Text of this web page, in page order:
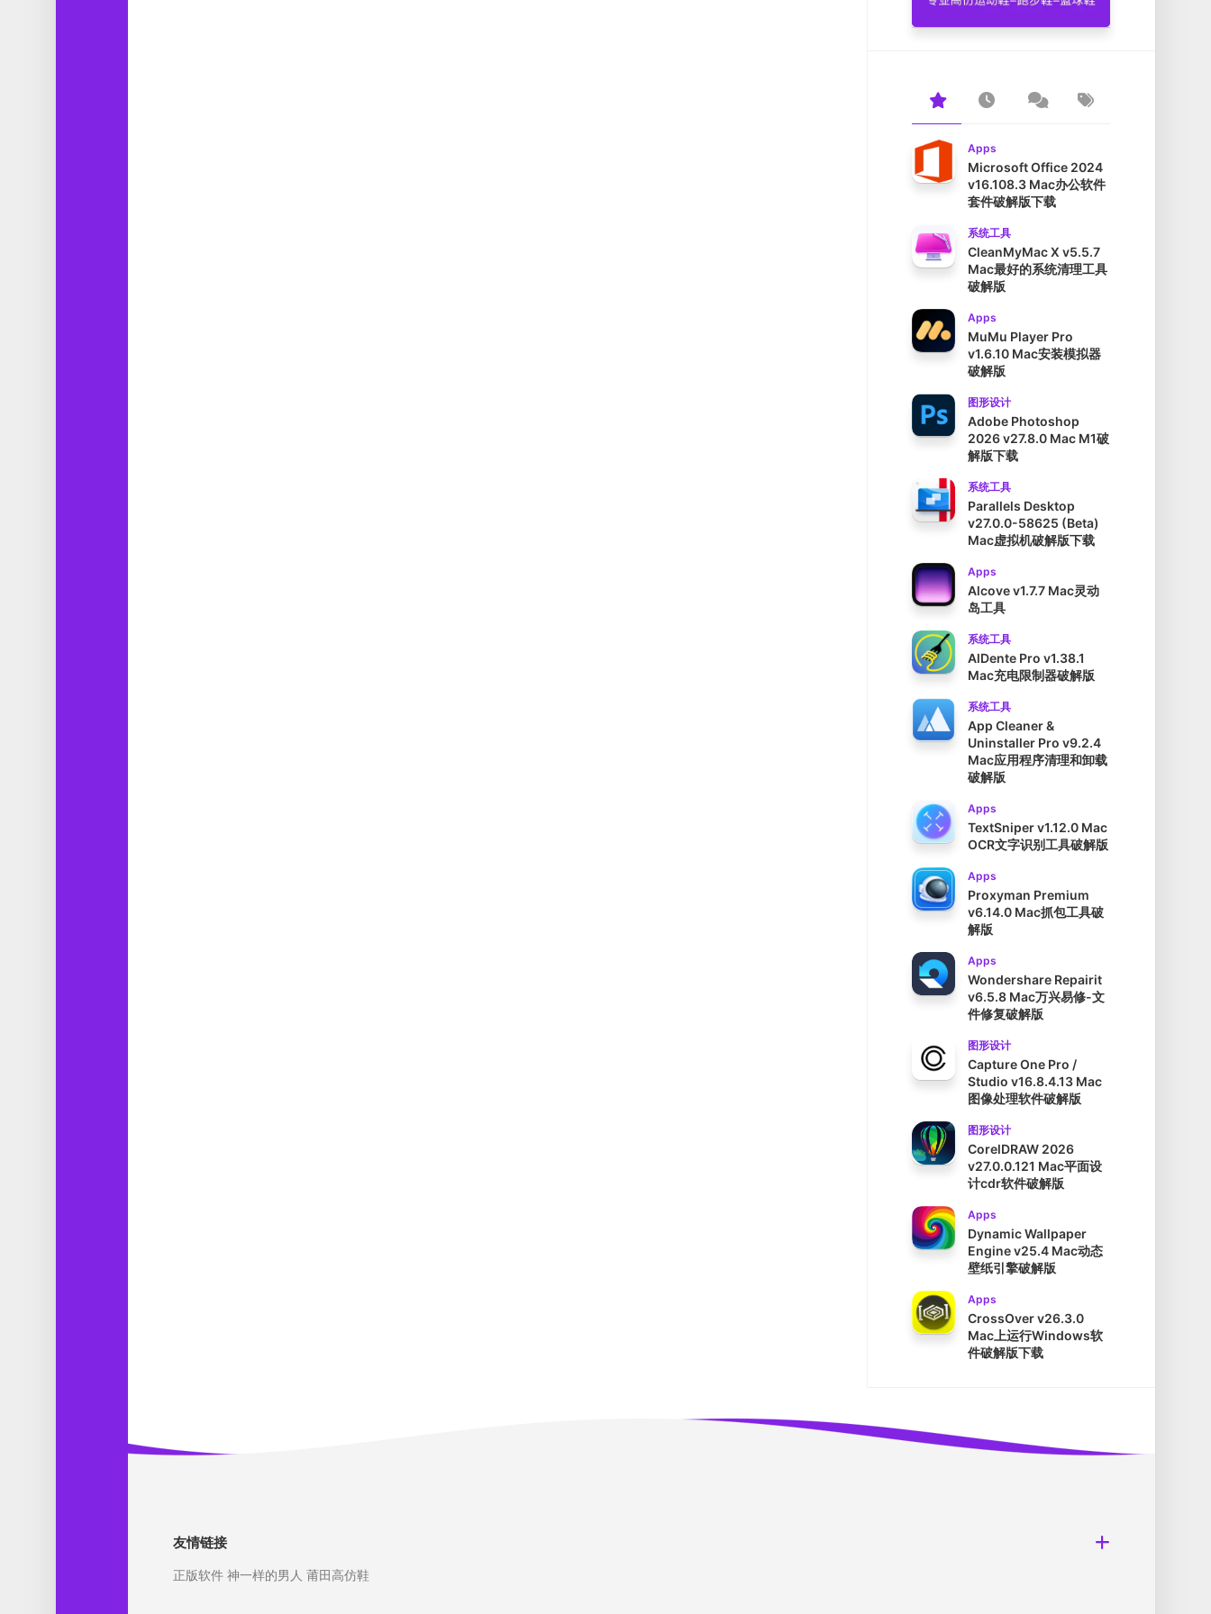
Apps
Microsoft Office 2024
v16.108.3 Mac办公软件
套件破解版下载
系统工具
CleanMyMac X v5.5.7
Mac最好的系统清理工具
破解版
Apps
MuMu Player Pro
v1.6.10 Mac安装模拟器
破解版
图形设计
Adobe Photoshop
2026 v27.8.0 Mac M1破
解版下载
系统工具
Parallels Desktop
v27.0.0-58625 (Beta)
Mac虚拟机破解版下载
Apps
Alcove v1.7.7 Mac灵动
岛工具
系统工具
AlDente Pro v1.38.1
Mac充电限制器破解版
系统工具
App Cleaner &
Uninstaller Pro v9.2.4
Mac应用程序清理和卸载
破解版
Apps
TextSniper v1.12.0 Mac
OCR文字识别工具破解版
Apps
Proxyman Premium
v6.14.0 Mac抓包工具破
解版
Apps
Wondershare Repairit
v6.5.8 Mac万兴易修-文
件修复破解版
图形设计
Capture One Pro /
Studio v16.8.4.13 Mac
图像处理软件破解版
图形设计
CorelDRAW 2026
v27.0.0.121 Mac平面设
计cdr软件破解版
Apps
Dynamic Wallpaper
Engine v25.4 Mac动态
壁纸引擎破解版
Apps
CrossOver v26.3.0
Mac上运行Windows软
件破解版下载
友情链接
正版软件 神一样的男人 莆田高仿鞋